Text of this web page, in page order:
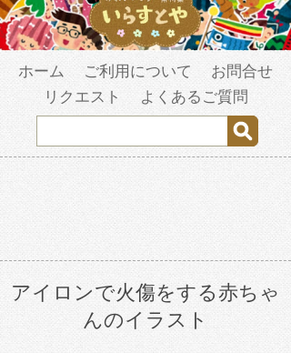
ホーム ご利用について
お問合せ
リクエスト
よくあるご質問
アイロンで火傷をする赤ちゃ
んのイラスト